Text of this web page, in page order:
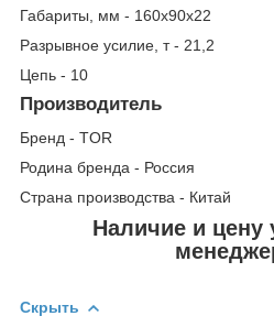
Габариты, мм - 160х90х22
Разрывное усилие, т - 21,2
Цепь - 10
Производитель
Бренд - TOR
Родина бренда - Россия
Страна производства - Китай
Наличие и цену
Скрыть